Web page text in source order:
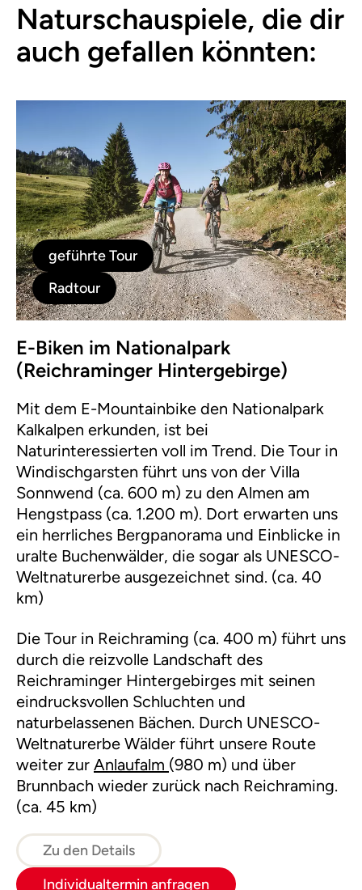
Naturschauspiele, die dir
auch gefallen könnten:
geführte Tour
Radtour
E-Biken im Nationalpark
(Reichraminger Hintergebirge)
Mit dem E-Mountainbike den Nationalpark
Kalkalpen erkunden, ist bei
Naturinteressierten voll im Trend. Die Tour in
Windischgarsten führt uns von der Villa
Sonnwend (ca. 600 m) zu den Almen am
Hengstpass (ca. 1.200 m). Dort erwarten uns
ein herrliches Bergpanorama und Einblicke in
uralte Buchenwälder, die sogar als UNESCO-
Weltnaturerbe ausgezeichnet sind. (ca. 40
km)
Die Tour in Reichraming (ca. 400 m) führt uns
durch die reizvolle Landschaft des
Reichraminger Hintergebirges mit seinen
eindrucksvollen Schluchten und
naturbelassenen Bächen. Durch UNESCO-
Weltnaturerbe Wälder führt unsere Route
weiter zur Anlaufalm (980 m) und über
Brunnbach wieder zurück nach Reichraming.
(ca. 45 km)
Zu den Details
Individualtermin anfragen